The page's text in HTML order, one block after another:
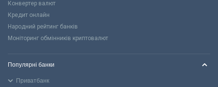
Конвертер валют
Кредит онлайн
Народний рейтинг банків
Моніторинг обмінників криптовалют
Популярні банки
Приватбанк